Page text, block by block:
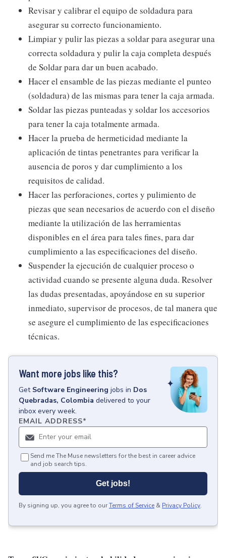
Revisar y calibrar el equipo de soldadura para
asegurar su correcto funcionamiento.
Limpiar y pulir las piezas a soldar para asegurar una
correcta soldadura y pulir la caja completa después
de Soldar para dar un buen acabado.
Hacer el ensamble de las piezas mediante el punteo
(soldadura) de las mismas para tener la caja armada.
Soldar las piezas punteadas y soldar los accesorios
para tener la caja totalmente armada.
Hacer la prueba de hermeticidad mediante la
aplicación de tintas penetrantes para verificar la
ausencia de poros y dar cumplimiento a los
requisitos de calidad.
Hacer las perforaciones, cortes y pulimiento de
piezas que sean necesarios de acuerdo con el diseño
mediante la utilización de las herramientas
disponibles en el área para tales fines, para dar
cumplimiento a las especificaciones del diseño.
Suspender la ejecución de cualquier proceso o
actividad cuando se presente alguna duda. Resolver
las dudas presentadas, apoyándose en su superior
inmediato, supervisor de procesos, de tal manera que
se asegure el cumplimiento de las especificaciones
técnicas.
Want more jobs like this?
Get Software Engineering jobs in Dos
Quebradas, Colombia delivered to your
inbox every week.
EMAIL ADDRESS*
Send me The Muse newsletters for the best in career advice
and job search tips.
Get jobs!
By signing up, you agree to ourTerms of Service & Privacy Policy.